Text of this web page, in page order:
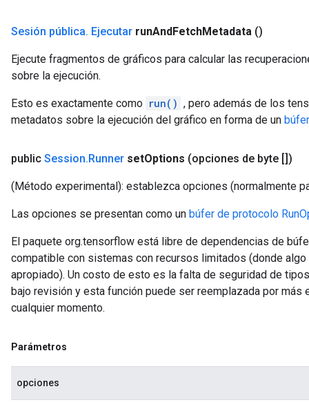
Sesión pública. Ejecutar runAndFetchMetadata ()
Ejecute fragmentos de gráficos para calcular las
sobre la ejecución.
Esto es exactamente como run() , pero además de los
metadatos sobre la ejecución del gráfico en forma de un
public Session.Runner setOptions (opciones de byte [])
(Método experimental): establezca opciones (normalmente
Las opciones se presentan como un búfer de protocolo
El paquete org.tensorflow está libre de dependencias de
compatible con sistemas con recursos limitados (donde
apropiado). Un costo de esto es la falta de seguridad de
bajo revisión y esta función puede ser reemplazada por
cualquier momento.
Parámetros
opciones